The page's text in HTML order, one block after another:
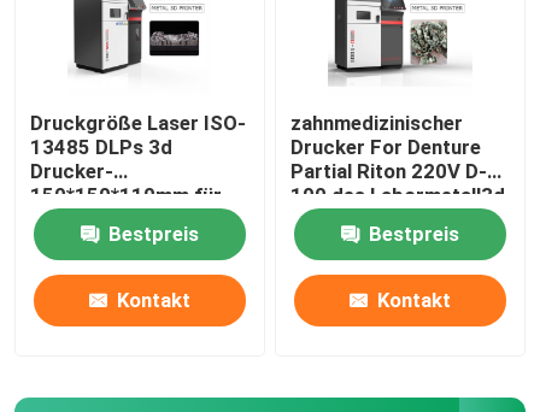
Druckgröße Laser ISO-
13485 DLPs 3d
Drucker-
150*150*110mm für
Zahnimplantat-Modelle
Bestpreis
Kontakt
zahnmedizinischer
Drucker For Denture
Partial Riton 220V D-
100 des Labormetall3d
Bestpreis
Kontakt